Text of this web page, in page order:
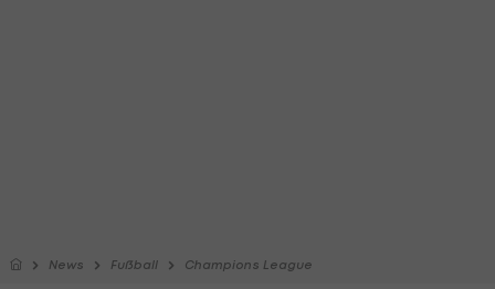
News Fußball Champions League